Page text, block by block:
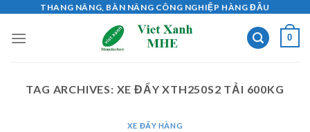
content
THANG NÂNG, BÀN NÂNG CÔNG NGHIỆP HÀNG ĐẦU
0
TAG ARCHIVES: XE ĐẨY XTH250S2 TẢI 600KG
XE ĐẨY HÀNG